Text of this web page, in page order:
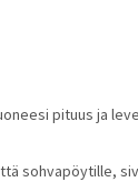
pituus ja
sohvapöytille,